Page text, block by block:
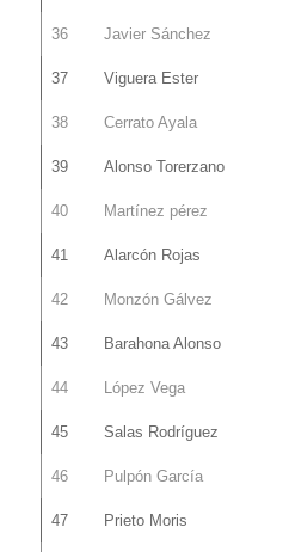
36 Javier Sánchez
37 Viguera Ester
38 Cerrato Ayala
39 Alonso Torerzano
40 Martínez pérez
41 Alarcón Rojas
42 Monzón Gálvez
43 Barahona Alonso
44 López Vega
45 Salas Rodríguez
46 Pulpón García
47 Prieto Moris